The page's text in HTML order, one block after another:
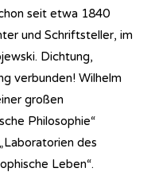
seit etwa 1840
und Schriftsteller, im
Dichtung,
verbunden! Wilhelm
großen
Philosophie“
des
Leben“.